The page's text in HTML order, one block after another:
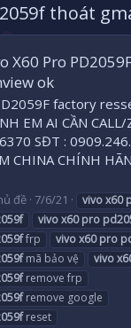
thoát
X60 Pro
ok
factory
EM AI CẦN
SĐT :
CHINA CHÍNH
đề 7/6/21 vivox60
vivox60 pro
frp vivox60 pro
mã bảo vệ vivo
remove frp
remove google
reset